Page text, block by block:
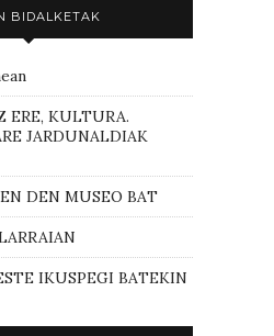
BIDALKETAK
ERE, KULTURA.
JARDUNALDIAK
DEN MUSEO BAT
IKUSPEGI BATEKIN